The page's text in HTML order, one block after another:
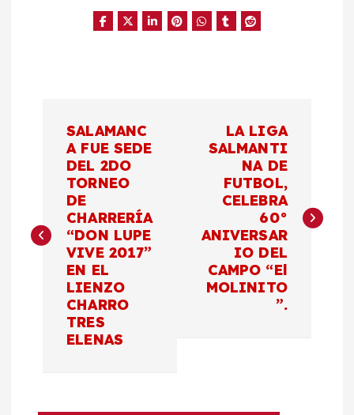
e
SALAMANC
A FUE SEDE
DEL 2DO
TORNEO
DE
CHARRERÍA
“DON LUPE
VIVE 2017”
EN EL
LIENZO
CHARRO
TRES
ELENAS
LA LIGA
SALMANTI
NA DE
FUTBOL,
CELEBRA
60°
ANIVERSAR
IO DEL
CAMPO “El
MOLINITO
”.